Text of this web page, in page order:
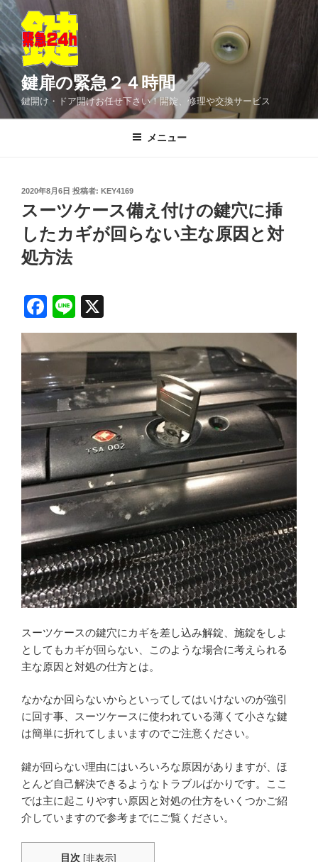
コ
ン
テ
ン
ツ
へ
ス
鍵扉の緊急２４時間
鍵開け・ドア開けお任せ下さい！開錠、修理や交換サービス
メニュー
投
稿
日:
2020年8月6日 投稿者: KEY4169
スーツケース備え付けの鍵穴に挿
したカギが回らない主な原因と対
処方法
F
a
c
e
b
o
o
k
Li
n
e
スーツケースの鍵穴にカギを差し込み解錠、施錠をしよ
としてもカギが回らない、このような場合に考えられる
主な原因と対処の仕方とは。
なかなか回らないからといってしてはいけないのが強引
に回す事、スーツケースに使われている薄くて小さな鍵
は簡単に折れてしまいますのでご注意ください。
鍵が回らない理由にはいろいろな原因がありますが、ほ
とんど自己解決できるようなトラブルばかりです。ここ
では主に起こりやすい原因と対処の仕方をいくつかご紹
介していますので参考までにご覧ください。
目次 [非表示]